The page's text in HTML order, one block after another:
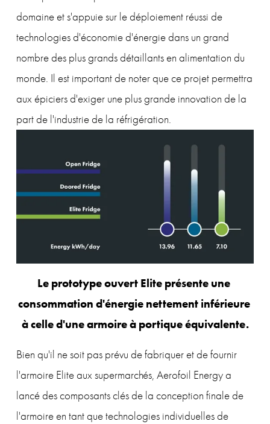
domaine et s'appuie sur le déploiement réussi de
technologies d'économie d'énergie dans un grand
nombre des plus grands détaillants en alimentation du
monde. Il est important de noter que ce projet permettra
aux épiciers d'exiger une plus grande innovation de la
part de l'industrie de la réfrigération.
Le prototype ouvert Elite présente une
consommation d'énergie nettement inférieure
à celle d'une armoire à portique équivalente.
Bien qu'il ne soit pas prévu de fabriquer et de fournir
l'armoire Elite aux supermarchés, Aerofoil Energy a
lancé des composants clés de la conception finale de
l'armoire en tant que technologies individuelles de